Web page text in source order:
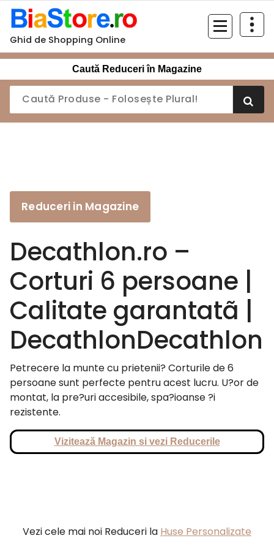
Sari
conținut
Ghid de Shopping Online
Caută Reduceri în Magazine
Reduceri in Magazine
Decathlon.ro –
Corturi 6 persoane |
Calitate garantatã |
DecathlonDecathlon
Petrecere la munte cu prietenii? Corturile de 6
persoane sunt perfecte pentru acest lucru. U?or de
montat, la pre?uri accesibile, spa?ioanse ?i
rezistente.
Vizitează Magazin si vezi Reducerile
Vezi cele mai noi Reduceri la Huse Personalizate